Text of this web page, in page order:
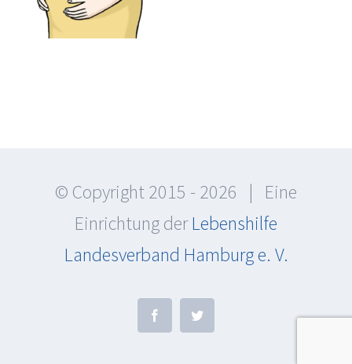
© Copyright 2015 -2026 | Eine
Einrichtung derLebenshilfe
Landesverband Hamburg e. V.
FacebookTwitter